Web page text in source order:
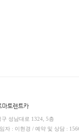
토렌트카
성남대로 1324, 5층
자 : 이현경 / 예약 및 상담 :